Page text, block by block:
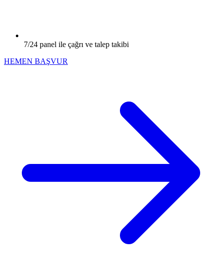
7/24 panel ile çağrı ve talep takibi
HEMEN BAŞVUR